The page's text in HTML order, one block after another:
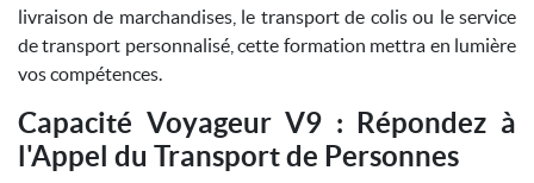
livraison de marchandises, le transport de colis ou le service
de transport personnalisé, cette formation mettra en lumière
vos compétences.
Capacité Voyageur V9 : Répondez à
l'Appel du Transport de Personnes